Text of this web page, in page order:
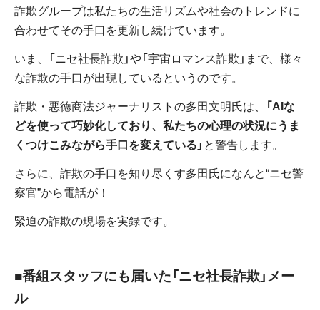
詐欺グループは私たちの生活リズムや社会のトレンドに
合わせてその手口を更新し続けています。
いま、「ニセ社長詐欺」や「宇宙ロマンス詐欺」まで、様々
な詐欺の手口が出現しているというのです。
詐欺・悪徳商法ジャーナリストの多田文明氏は、
「AIな
どを使って巧妙化しており、私たちの心理の状況にうま
くつけこみながら手口を変えている」 と警告します。
さらに、詐欺の手口を知り尽くす多田氏になんと“ニセ警
察官”から電話が！
緊迫の詐欺の現場を実録です。
■番組スタッフにも届いた「ニセ社長詐欺」メー
ル